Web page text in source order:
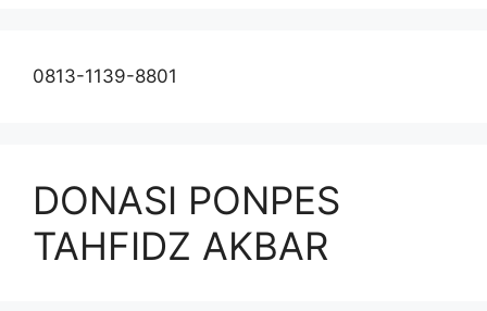
0813-1139-8801
DONASI PONPES
TAHFIDZ AKBAR